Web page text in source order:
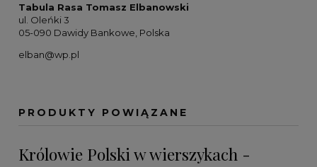
Tabula Rasa Tomasz Elbanowski
ul. Oleńki 3
05-090 Dawidy Bankowe, Polska
elban@wp.pl
PRODUKTY POWIĄZANE
Królowie Polski w wierszykach -